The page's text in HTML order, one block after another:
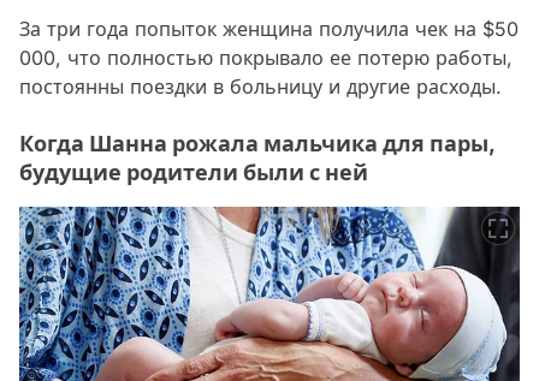
За три года попыток женщина получила чек на $50
000, что полностью покрывало ее потерю работы,
постоянны поездки в больницу и другие расходы.
Когда Шанна рожала мальчика для пары,
будущие родители были с ней